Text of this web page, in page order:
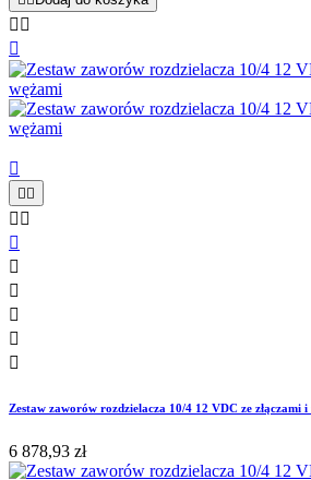
 


 
 






Zestaw zaworów rozdzielacza 10/4 12 VDC ze złączami i
6 878,93 zł